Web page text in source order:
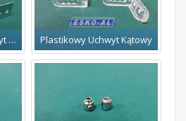
Metalowy Kątowy Uchwyt Dolny Plastikowy Uchwyt Kątowy